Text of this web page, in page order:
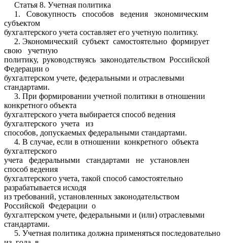
Статья 8. Учетная политика
1. Совокупность способов ведения экономическим
субъектом
бухгалтерского учета составляет его учетную политику.
2. Экономический субъект самостоятельно формирует
свою учетную
политику, руководствуясь законодательством Российской
Федерации о
бухгалтерском учете, федеральными и отраслевыми
стандартами.
3. При формировании учетной политики в отношении
конкретного объекта
бухгалтерского учета выбирается способ ведения
бухгалтерского учета из
способов, допускаемых федеральными стандартами.
4. В случае, если в отношении конкретного объекта
бухгалтерского
учета федеральными стандартами не установлен
способ ведения
бухгалтерского учета, такой способ самостоятельно
разрабатывается исходя
из требований, установленных законодательством
Российской Федерации о
бухгалтерском учете, федеральными и (или) отраслевыми
стандартами.
5. Учетная политика должна применяться последовательно